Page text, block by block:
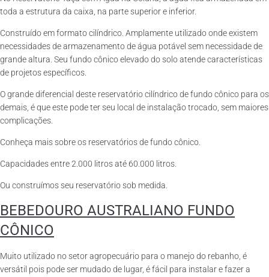
toda a estrutura da caixa, na parte superior e inferior.
Construído em formato cilíndrico. Amplamente utilizado onde existem
necessidades de armazenamento de água potável sem necessidade de
grande altura. Seu fundo cônico elevado do solo atende características
de projetos específicos.
O grande diferencial deste reservatório cilíndrico de fundo cônico para os
demais, é que este pode ter seu local de instalação trocado, sem maiores
complicações.
Conheça mais sobre os reservatórios de fundo cônico.
Capacidades entre 2.000 litros até 60.000 litros.
Ou construímos seu reservatório sob medida.
BEBEDOURO AUSTRALIANO FUNDO
CÔNICO
Muito utilizado no setor agropecuário para o manejo do rebanho, é
versátil pois pode ser mudado de lugar, é fácil para instalar e fazer a